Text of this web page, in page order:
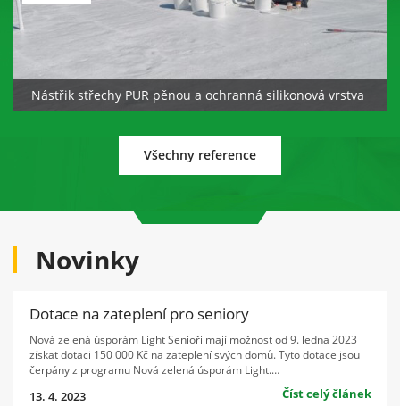
Nástřik střechy PUR pěnou a ochranná silikonová vrstva
Všechny reference
Novinky
Dotace na zateplení pro seniory
Nová zelená úsporám Light Senioři mají možnost od 9. ledna 2023
získat dotaci 150 000 Kč na zateplení svých domů. Tyto dotace jsou
čerpány z programu Nová zelená úsporám Light.…
13. 4. 2023 Číst celý článek